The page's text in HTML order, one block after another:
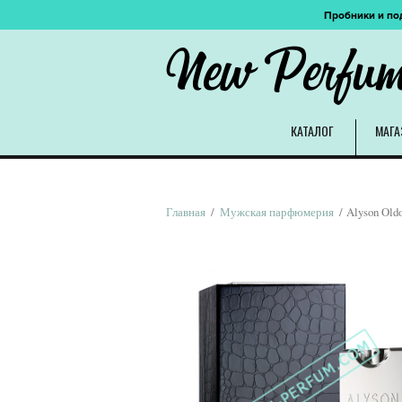
Пробники и
New
КАТАЛОГ
Главная / Мужская парфюмерия / Alyson